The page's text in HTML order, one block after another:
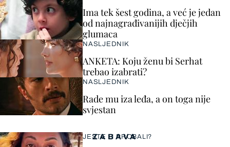
ZABAVA
JESTE LI PROBALI?
Ima tek šest godina, a već je jedan
od najnagrađivanijih dječjih
glumaca
NASLJEDNIK
ANKETA: Koju ženu bi Serhat
trebao izabrati?
NASLJEDNIK
Rade mu iza leđa, a on toga nije
svjestan